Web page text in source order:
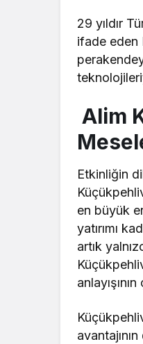
29 yıldır
ifade eden
Alim
Etkinliğin
en büyük
yatırımı
artık